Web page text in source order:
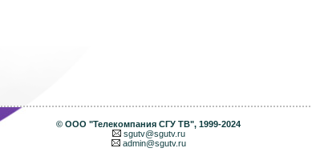
© ООО "Телекомпания СГУ ТВ", 1999-2024
sgutv@sgutv.ru
admin@sgutv.ru